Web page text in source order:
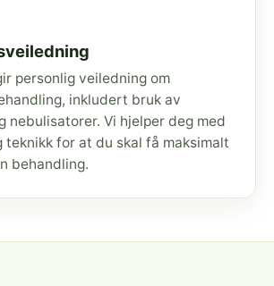
personlig veiledning om
inkludert bruk av
nebulisatorer. Vi hjelper deg med
for at du skal få maksimalt
behandling.